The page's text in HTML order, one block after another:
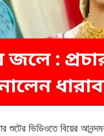
শুটের ভিডিওতে বিয়ের